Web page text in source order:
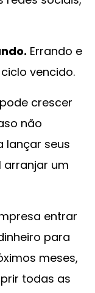
Errando e
vencido.
crescer
não
lançar seus
arranjar um
entrar
para
meses,
todas as